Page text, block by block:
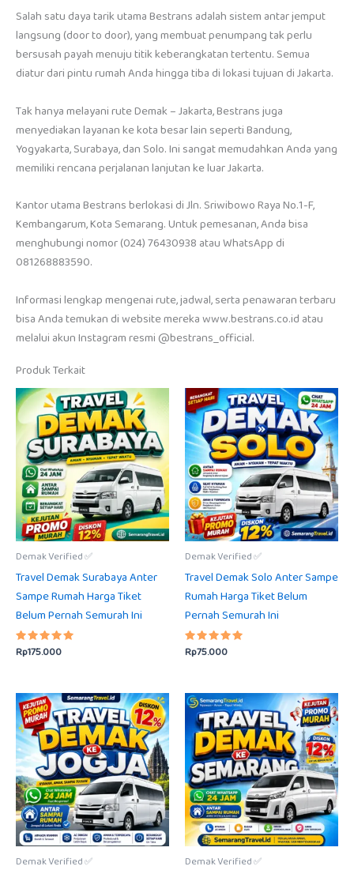
Salah satu daya tarik utama Bestrans adalah sistem antar jemput
langsung (door to door), yang membuat penumpang tak perlu
bersusah payah menuju titik keberangkatan tertentu. Semua
diatur dari pintu rumah Anda hingga tiba di lokasi tujuan di Jakarta.
Tak hanya melayani rute Demak – Jakarta, Bestrans juga
menyediakan layanan ke kota besar lain seperti Bandung,
Yogyakarta, Surabaya, dan Solo. Ini sangat memudahkan Anda yang
memiliki rencana perjalanan lanjutan ke luar Jakarta.
Kantor utama Bestrans berlokasi di Jln. Sriwibowo Raya No.1-F,
Kembangarum, Kota Semarang. Untuk pemesanan, Anda bisa
menghubungi nomor (024) 76430938 atau WhatsApp di
081268883590.
Informasi lengkap mengenai rute, jadwal, serta penawaran terbaru
bisa Anda temukan di website mereka www.bestrans.co.id atau
melalui akun Instagram resmi @bestrans_official.
Produk Terkait
Demak Verified ✅
Travel Demak Surabaya Anter
Sampe Rumah Harga Tiket
Belum Pernah Semurah Ini
Dinilai
5.00
Rp175.000
Demak Verified ✅
Travel Demak Solo Anter Sampe
Rumah Harga Tiket Belum
Pernah Semurah Ini
Dinilai
5.00
Rp75.000
Demak Verified ✅ Demak Verified ✅